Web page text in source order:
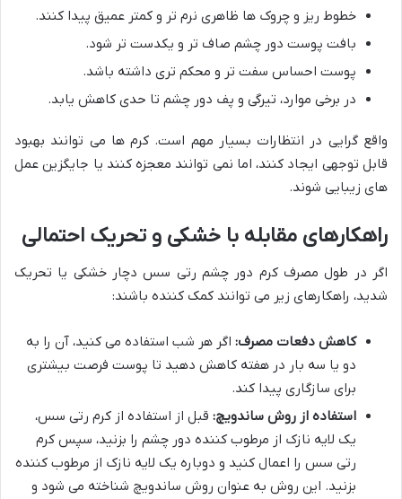
خطوط ریز و چروک ها ظاهری نرم تر و کمتر عمیق پیدا کنند.
بافت پوست دور چشم صاف تر و یکدست تر شود.
پوست احساس سفت تر و محکم تری داشته باشد.
در برخی موارد، تیرگی و پف دور چشم تا حدی کاهش یابد.
واقع گرایی در انتظارات بسیار مهم است. کرم ها می توانند بهبود
قابل توجهی ایجاد کنند، اما نمی توانند معجزه کنند یا جایگزین عمل
های زیبایی شوند.
راهکارهای مقابله با خشکی و تحریک احتمالی
اگر در طول مصرف کرم دور چشم رتی سس دچار خشکی یا تحریک
شدید، راهکارهای زیر می توانند کمک کننده باشند:
کاهش دفعات مصرف: اگر هر شب استفاده می کنید، آن را به
دو یا سه بار در هفته کاهش دهید تا پوست فرصت بیشتری
برای سازگاری پیدا کند.
استفاده از روش ساندویچ: قبل از استفاده از کرم رتی سس،
یک لایه نازک از مرطوب کننده دور چشم را بزنید، سپس کرم
رتی سس را اعمال کنید و دوباره یک لایه نازک از مرطوب کننده
بزنید. این روش به عنوان روش ساندویچ شناخته می شود و